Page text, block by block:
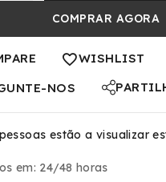
COMPRAR AGORA
WISHLIST
NOS
pessoas estão a visualizar
em: 24/48 horas